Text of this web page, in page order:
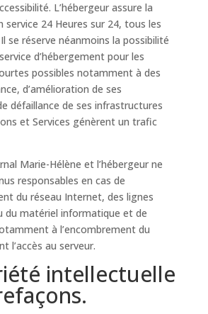
L’hébergeur assure la
service 24 Heures sur 24, tous les
se réserve néanmoins la possibilité
d’hébergement pour les
possibles notamment à des
d’amélioration de ses
défaillance de ses infrastructures
et Services génèrent un trafic
Marie-Hélène et l’hébergeur ne
responsables en cas de
du réseau Internet, des lignes
du matériel informatique et de
à l’encombrement du
l’accès au serveur.
intellectuelle